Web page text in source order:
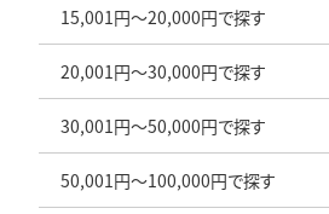
15,001円～20,000円で探す
20,001円～30,000円で探す
30,001円～50,000円で探す
50,001円～100,000円で探す